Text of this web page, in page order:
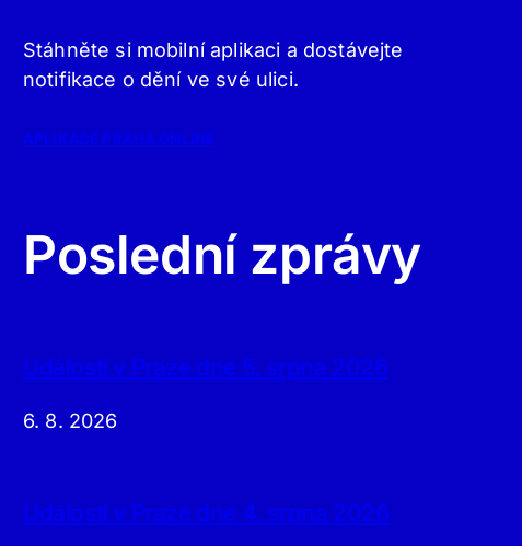
Stáhněte si mobilní aplikaci a dostávejte
notifikace o dění ve své ulici.
APLIKACE PRAHA.ONLINE
Poslední zprávy
Události v Praze dne 5. srpna 2026
6. 8. 2026
Události v Praze dne 4. srpna 2026